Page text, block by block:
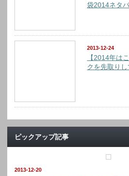
袋2014ネタ
2013-12-24
【2014年は
クを先取りし
ピックアップ記事
2013-12-20